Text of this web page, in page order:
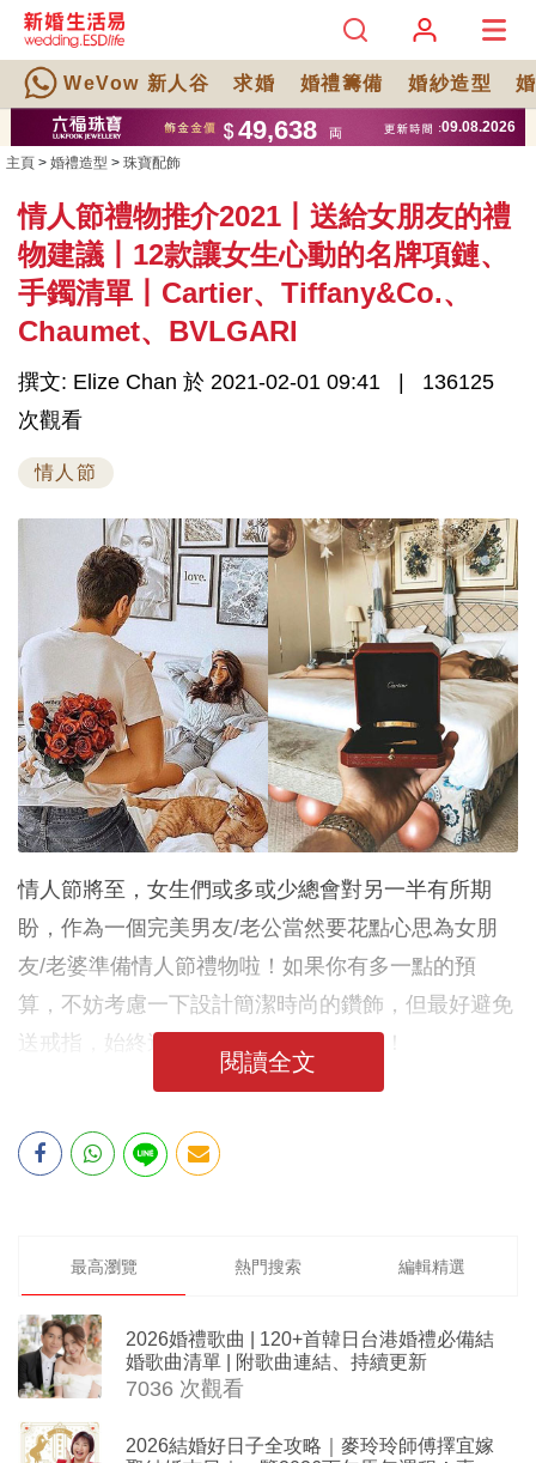
WeVow 新人谷 求婚 婚禮籌備 婚紗造型
主頁 > 婚禮造型 > 珠寶配飾
情人節禮物推介2021丨送給女朋友的禮
物建議丨12款讓女生心動的名牌項鏈、
手鐲清單丨Cartier、Tiffany&Co.、
Chaumet、BVLGARI
撰文: Elize Chan 於 2021-02-01 09:41
136125
次觀看
情人節
情人節將至，女生們或多或少總會對另一半有所期
盼，作為一個完美男友/老公當然要花點心思為女朋
友/老婆準備情人節禮物啦！如果你有多一點的預
算，不妨考慮一下設計簡潔時尚的鑽飾，但最好避免
送戒指，始終這是求婚時的重要紀念啊！
閱讀全文
最高瀏覽 熱門搜索 編輯精選
2026婚禮歌曲 | 120+首韓日台港婚禮必備結
婚歌曲清單 | 附歌曲連結、持續更新
7036 次觀看
2026結婚好日子全攻略｜麥玲玲師傅擇宜嫁